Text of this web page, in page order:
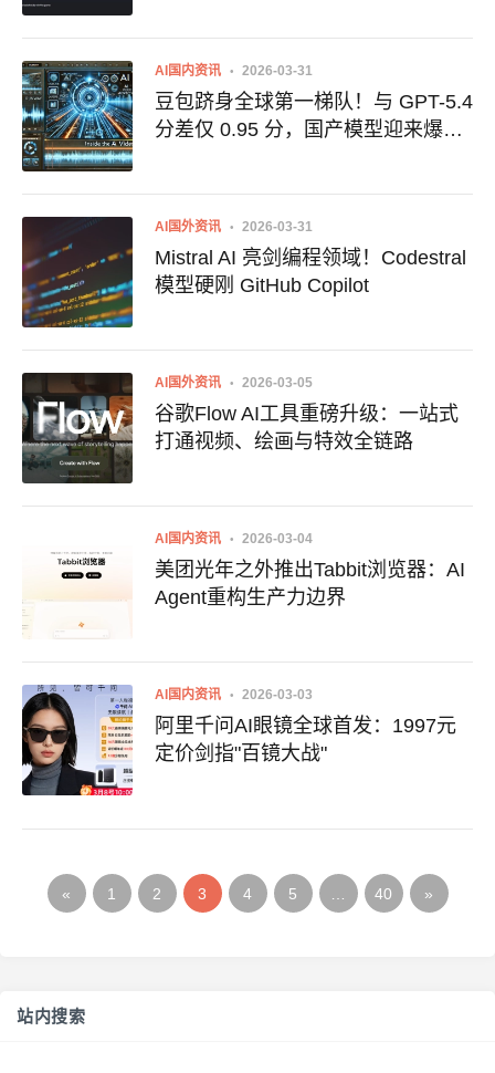
AI国内资讯 2026-03-31
豆包跻身全球第一梯队！与 GPT-5.4
分差仅 0.95 分，国产模型迎来爆发
AI国外资讯 2026-03-31
Mistral AI 亮剑编程领域！Codestral
模型硬刚 GitHub Copilot
AI国外资讯 2026-03-05
谷歌Flow AI工具重磅升级：一站式
打通视频、绘画与特效全链路
AI国内资讯 2026-03-04
美团光年之外推出Tabbit浏览器：AI
Agent重构生产力边界
AI国内资讯 2026-03-03
阿里千问AI眼镜全球首发：1997元
定价剑指"百镜大战"
« 1 2 3 4 5 40 »
站内搜索